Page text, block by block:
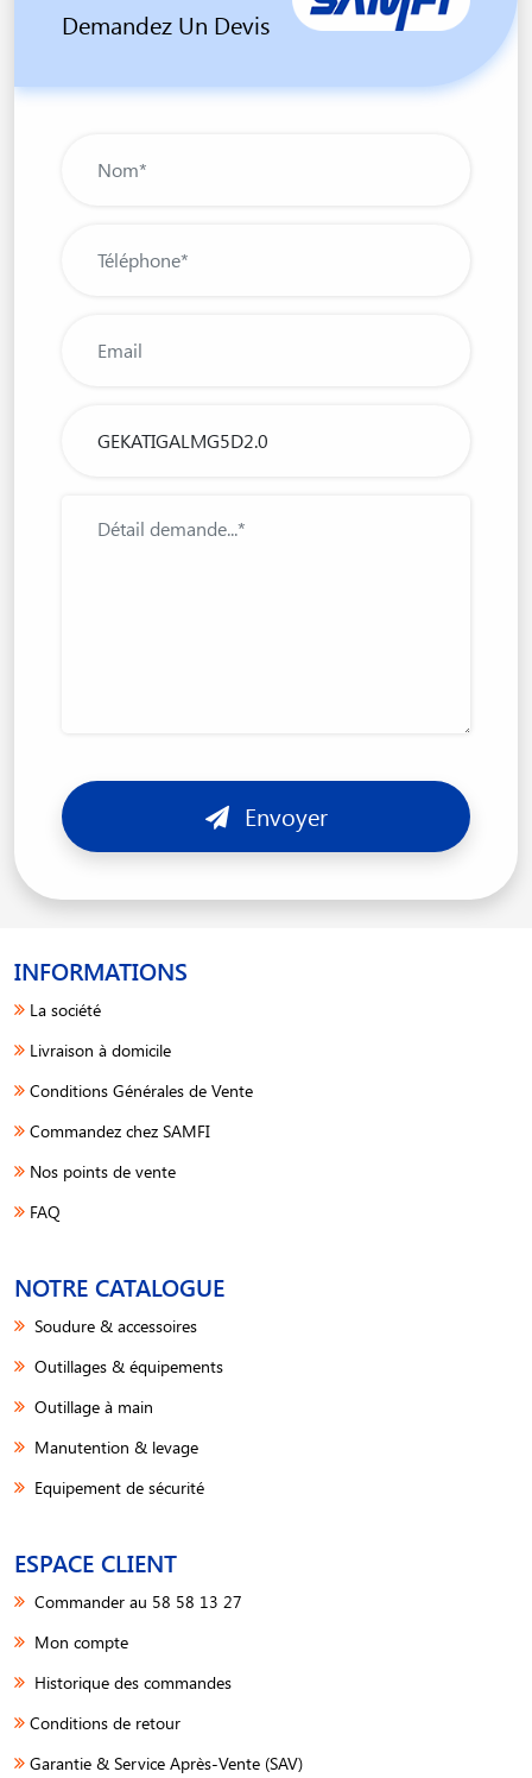
Demandez Un Devis
Envoyer
INFORMATIONS
La société
Livraison à domicile
Conditions Générales de Vente
Commandez chez SAMFI
Nos points de vente
FAQ
NOTRE CATALOGUE
Soudure & accessoires
Outillages & équipements
Outillage à main
Manutention & levage
Equipement de sécurité
ESPACE CLIENT
Commander au 58 58 13 27
Mon compte
Historique des commandes
Conditions de retour
Garantie & Service Après-Vente (SAV)